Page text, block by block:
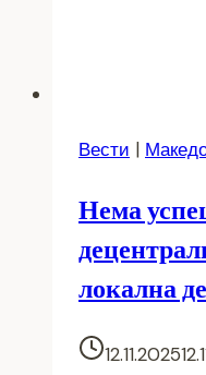
Вести |
Нема
локална
12.11.2025